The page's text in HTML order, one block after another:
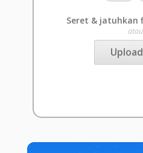
Seret & jatuhkan
atau